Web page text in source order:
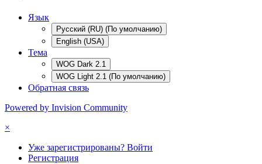
Язык
Русский (RU) (По умолчанию)
English (USA)
Тема
WOG Dark 2.1
WOG Light 2.1 (По умолчанию)
Обратная связь
Powered by Invision Community
×
Уже зарегистрированы? Войти
Регистрация